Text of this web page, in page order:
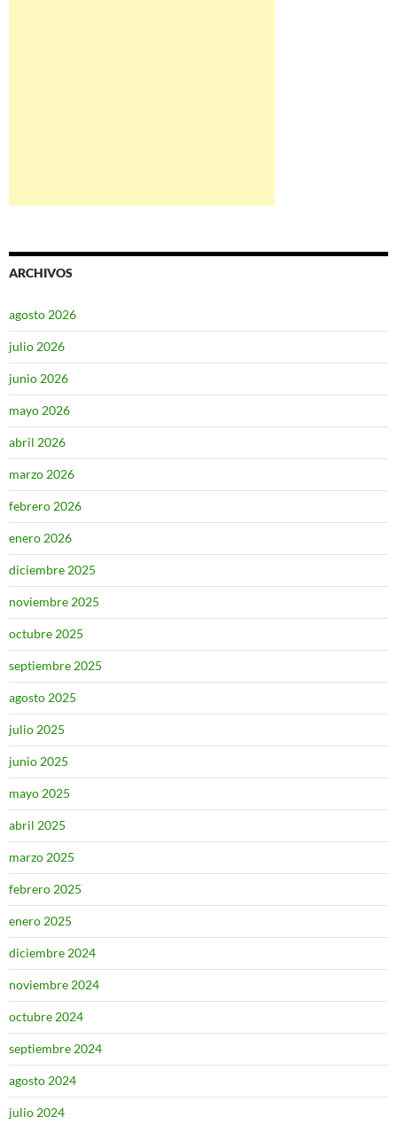
ARCHIVOS
agosto 2026
julio 2026
junio 2026
mayo 2026
abril 2026
marzo 2026
febrero 2026
enero 2026
diciembre 2025
noviembre 2025
octubre 2025
septiembre 2025
agosto 2025
julio 2025
junio 2025
mayo 2025
abril 2025
marzo 2025
febrero 2025
enero 2025
diciembre 2024
noviembre 2024
octubre 2024
septiembre 2024
agosto 2024
julio 2024